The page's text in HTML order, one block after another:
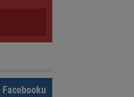
Facebooku